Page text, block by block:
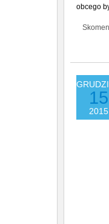
obcego
15
2015